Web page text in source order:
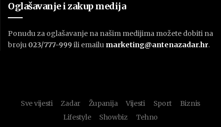
Oglašavanje i zakup medija
Ponudu za oglašavanje na našim medijima možete dobiti na
broju 023/777-999 ili emailu marketing@antenazadar.hr.
Sve vijesti Zadar Županija Vijesti Sport
Biznis
Lifestyle
Showbiz Tehno